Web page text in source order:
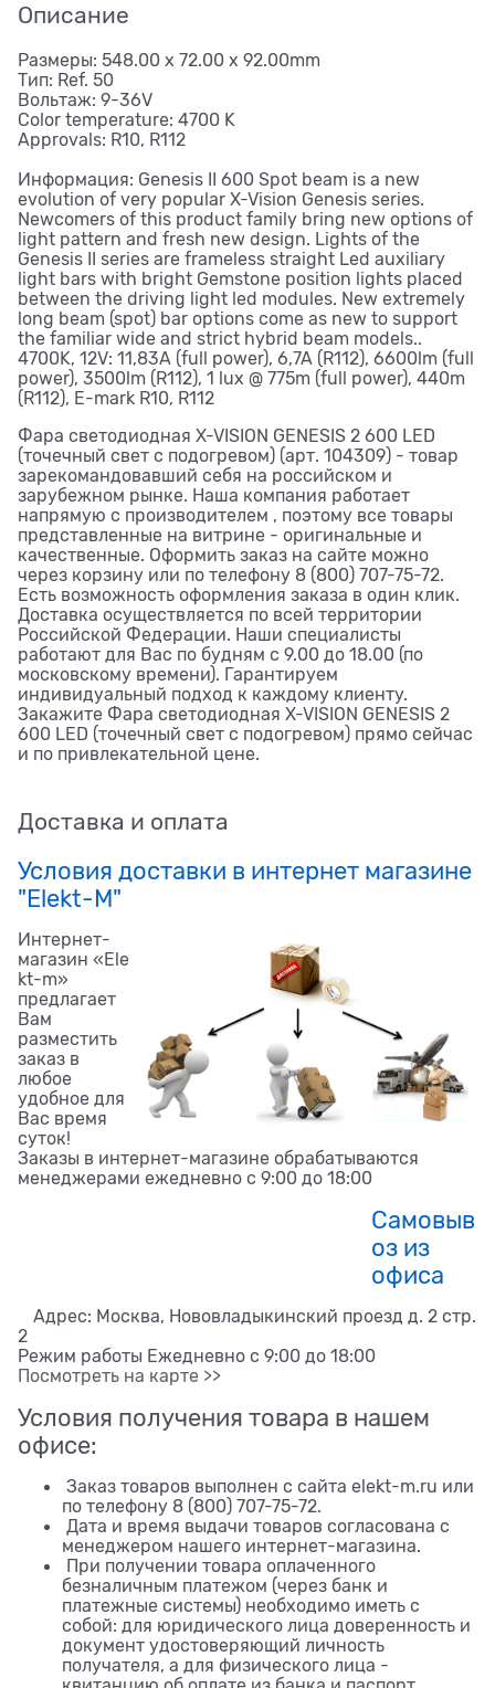
Описание
Размеры: 548.00 x 72.00 x 92.00mm
Тип: Ref. 50
Вольтаж: 9-36V
Color temperature: 4700 K
Approvals: R10, R112
Информация: Genesis II 600 Spot beam is a new
evolution of very popular X-Vision Genesis series.
Newcomers of this product family bring new options of
light pattern and fresh new design. Lights of the
Genesis II series are frameless straight Led auxiliary
light bars with bright Gemstone position lights placed
between the driving light led modules. New extremely
long beam (spot) bar options come as new to support
the familiar wide and strict hybrid beam models..
4700K, 12V: 11,83A (full power), 6,7A (R112), 6600lm (full
power), 3500lm (R112), 1 lux @ 775m (full power), 440m
(R112), E-mark R10, R112
Фара светодиодная X-VISION GENESIS 2 600 LED
(точечный свет с подогревом) (арт. 104309) - товар
зарекомандовавший себя на российском и
зарубежном рынке. Наша компания работает
напрямую с производителем , поэтому все товары
представленные на витрине - оригинальные и
качественные. Оформить заказ на сайте можно
через корзину или по телефону 8 (800) 707-75-72.
Есть возможность оформления заказа в один клик.
Доставка осуществляется по всей территории
Российской Федерации. Наши специалисты
работают для Вас по будням с 9.00 до 18.00 (по
московскому времени). Гарантируем
индивидуальный подход к каждому клиенту.
Закажите Фара светодиодная X-VISION GENESIS 2
600 LED (точечный свет с подогревом) прямо сейчас
и по привлекательной цене.
Доставка и оплата
Условия доставки в интернет магазине
"Elekt-M"
Интернет-
магазин «Ele
kt-m»
предлагает
Вам
разместить
заказ в
любое
удобное для
Вас время
суток!
Заказы в интернет-магазине обрабатываются
менеджерами ежедневно с 9:00 до 18:00
Самовыв
оз из
офиса
Адрес: Москва, Нововладыкинский проезд д. 2 стр.
2
Режим работы Ежедневно с 9:00 до 18:00
Посмотреть на карте >>
Условия получения товара в нашем
офисе:
Заказ товаров выполнен с сайта elekt-m.ru или
по телефону 8 (800) 707-75-72.
Дата и время выдачи товаров согласована с
менеджером нашего интернет-магазина.
При получении товара оплаченного
безналичным платежом (через банк и
платежные системы) необходимо иметь с
собой: для юридического лица доверенность и
документ удостоверяющий личность
получателя, а для физического лица -